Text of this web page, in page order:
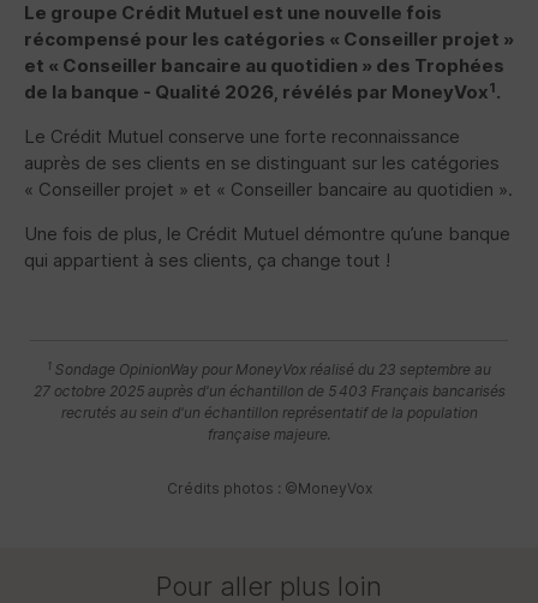
Le groupe Crédit Mutuel est une nouvelle fois
récompensé pour les catégories « Conseiller projet »
et « Conseiller bancaire au quotidien » des Trophées
de la banque - Qualité 2026, révélés par MoneyVox1.
Le Crédit Mutuel conserve une forte reconnaissance
auprès de ses clients en se distinguant sur les catégories
« Conseiller projet » et « Conseiller bancaire au quotidien ».
Une fois de plus, le Crédit Mutuel démontre qu’une banque
qui appartient à ses clients, ça change tout !
1 Sondage OpinionWay pour MoneyVox réalisé du 23 septembre au
27 octobre 2025 auprès d'un échantillon de 5 403 Français bancarisés
recrutés au sein d'un échantillon représentatif de la population
française majeure.
Crédits photos : ©MoneyVox
Pour aller plus loin